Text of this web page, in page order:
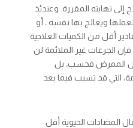
إلى نهايته المقررة. وعندئذ
ويعالج بها نفسه ـ أو
أقل من الكميات العلاجية
الجرعات غير الملائمة لن
الممرض فحسب، بل
التي قد تسبب فيما بعد
المضادات الحيوية أقل